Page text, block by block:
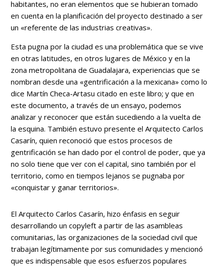
habitantes, no eran elementos que se hubieran tomado
en cuenta en la planificación del proyecto destinado a ser
un «referente de las industrias creativas».
Esta pugna por la ciudad es una problemática que se vive
en otras latitudes, en otros lugares de México y en la
zona metropolitana de Guadalajara, experiencias que se
nombran desde una «gentrificación a la mexicana» como lo
dice Martín Checa-Artasu citado en este libro; y que en
este documento, a través de un ensayo, podemos
analizar y reconocer que están sucediendo a la vuelta de
la esquina. También estuvo presente el Arquitecto Carlos
Casarín, quien reconoció que estos procesos de
gentrificación se han dado por el control de poder, que ya
no solo tiene que ver con el capital, sino también por el
territorio, como en tiempos lejanos se pugnaba por
«conquistar y ganar territorios».
El Arquitecto Carlos Casarín, hizo énfasis en seguir
desarrollando un copyleft a partir de las asambleas
comunitarias, las organizaciones de la sociedad civil que
trabajan legítimamente por sus comunidades y mencionó
que es indispensable que esos esfuerzos populares